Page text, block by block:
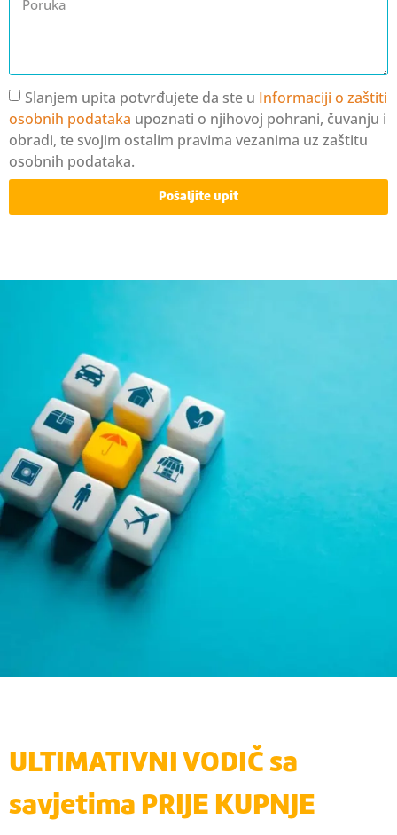
Slanjem upita potvrđujete da ste u Informaciji o zaštiti
osobnih podataka upoznati o njihovoj pohrani, čuvanju i
obradi, te svojim ostalim pravima vezanima uz zaštitu
osobnih podataka.
Pošaljite upit
ULTIMATIVNI VODIČ sa
savjetima PRIJE KUPNJE